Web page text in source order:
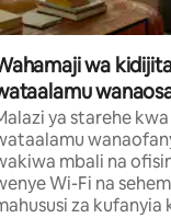
wa
ya starehe kwa
mbali na
Wi-Fi na
za kufanyia